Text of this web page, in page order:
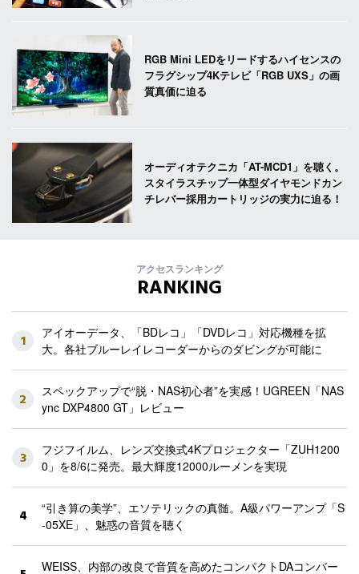
RGB Mini LEDをリードするハイセンスの
フラグシップ4Kテレビ「RGB UXS」の画
質真価に迫る
オーディオテクニカ「AT-MCD1」を聴く。
スタイラスチップ一体型ダイヤモンドカン
チレバー採用カートリッジの実力に迫る！
アクセスランキング
RANKING
1
アイオーデータ、「BDレコ」「DVDレコ」対応機種を拡
大。各社ブルーレイレコーダーからのダビングが可能に
2
スペックアップで“脱・NAS初心者”を実感！UGREEN「NAS
ync DXP4800 GT」レビュー
3
フジフイルム、レンズ交換式4Kプロジェクター「ZUH1200
0」を8/6に発売。最大輝度12000ルーメンを実現
4
“引き算の美学”、エソテリックの真髄。A級パワーアンプ「S
-05XE」、魅惑の音質を聴く
WEISS、内部の改良で音質を高めたコンパクトDAコンバー